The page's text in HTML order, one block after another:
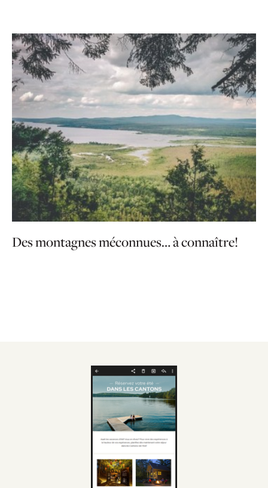
Des montagnes méconnues… à connaître!